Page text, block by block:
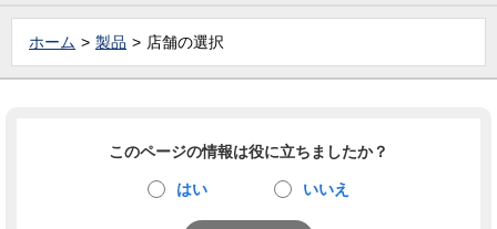
ホーム 製品 店舗の選択
このページの情報は役に立ちましたか？
はい いいえ